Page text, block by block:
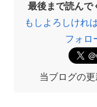
最後まで読んで
もしよろしけれ
フォロ
当ブログの